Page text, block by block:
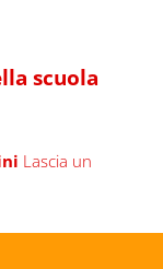
scuola
Lascia un